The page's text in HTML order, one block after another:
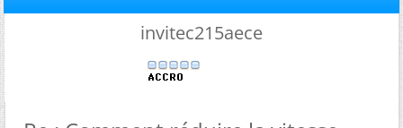
invitec215aece